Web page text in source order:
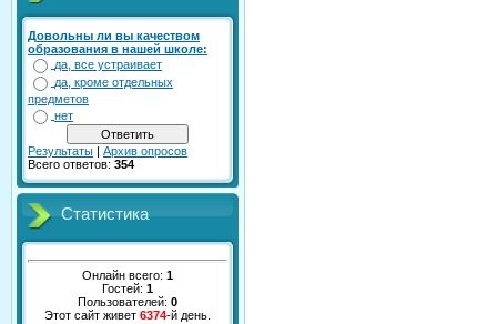
Довольны ли вы качеством
образования в нашей школе:
да, все устраивает
да, кроме отдельных
предметов
нет
Результаты | Архив опросов
Всего ответов: 354
Статистика
Онлайн всего: 1
Гостей: 1
Пользователей: 0
Этот сайт живет 6374-й день.